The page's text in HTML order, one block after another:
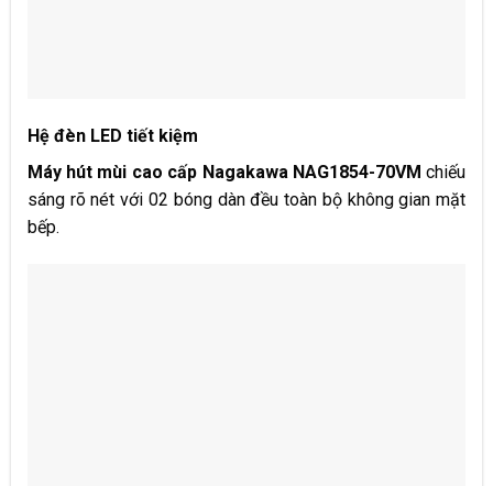
Hệ đèn LED tiết kiệm
Máy hút mùi cao cấp Nagakawa NAG1854-70VMchiếu
sáng rõ nét với 02 bóng dàn đều toàn bộ không gian mặt
bếp.